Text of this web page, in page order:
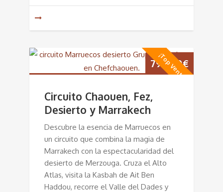
¡Top Ventas!
795,00€
Circuito Chaouen, Fez,
Desierto y Marrakech
Descubre la esencia de Marruecos en
un circuito que combina la magia de
Marrakech con la espectacularidad del
desierto de Merzouga. Cruza el Alto
Atlas, visita la Kasbah de Ait Ben
Haddou, recorre el Valle del Dades y